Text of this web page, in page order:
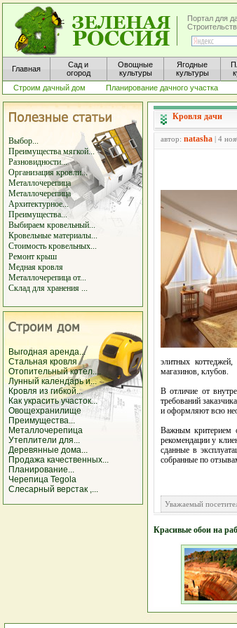
Портал для
Главная
Сад и
огород
Овощные
культуры
Ягодные
культуры
Строим дачный дом
Планирование дачного участка
Выбор...
Преимущества мягкой...
Разновидности...
Организация кровли...
Металлочерепица
Металлочерепица
Архитектурное...
Преимущества...
Выбираем кровельный...
Кровельные материалы...
Стоимость кровельных...
Ремонт крыш
Медная кровля
Металлочерепица от...
Склад для хранения ...
Выгодная аренда...
Стальная кровля
Отопительный котел....
Лунный календарь и...
Кровля из гибкой...
Как украсить участок...
Овощехранилище
Преимущества...
Металлочерепица
Утеплители для...
Деревянные дома...
Продажа качественных...
Планирование...
Черепица Tegola
Слесарный верстак ,...
Кровля дачи
автор: natasha | 4
элитных
магазинов, клубов.
В отличие от
требований
и оформляют всю
Важным критерием
рекомендации у
сданные в
собранные по
Уважаемый
Красивые обои на